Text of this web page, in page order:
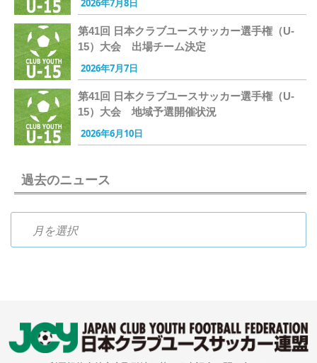
2026年7月8日
第41回 日本クラブユースサッカー選手権（U-
15）大会 出場チーム決定
2026年7月7日
第41回 日本クラブユースサッカー選手権（U-
15）大会 地域予選開催状況
2026年6月10日
過去のニュース